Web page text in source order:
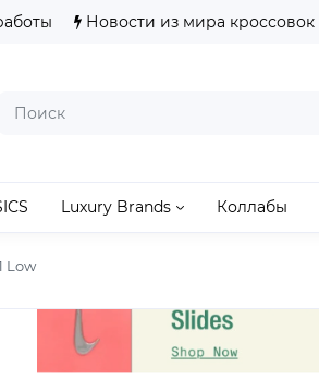
Новости из мира кроссовок
Luxury Brands Коллабы
Low